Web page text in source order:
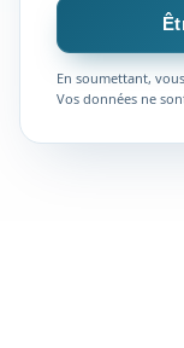
En soumettant,
Vos données ne